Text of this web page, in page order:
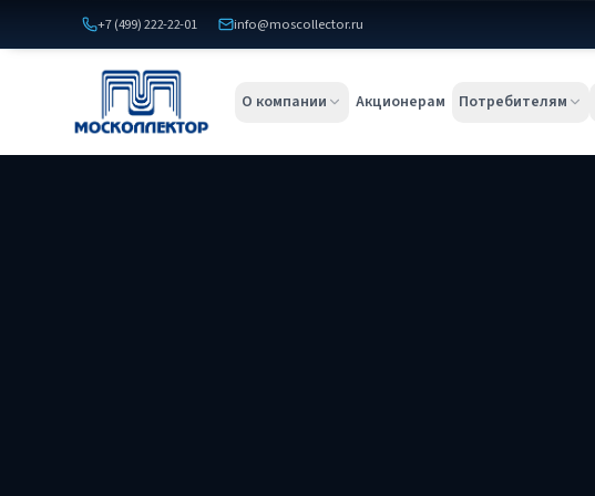
+7 (499) 222-22-01 info@moscollector.ru
О компании Акционерам Потребителям